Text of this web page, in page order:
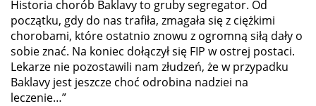
Historia chorób Baklavy to gruby segregator. Od
początku, gdy do nas trafiła, zmagała się z ciężkimi
chorobami, które ostatnio znowu z ogromną siłą dały o
sobie znać. Na koniec dołączył się FIP w ostrej postaci.
Lekarze nie pozostawili nam złudzeń, że w przypadku
Baklavy jest jeszcze choć odrobina nadziei na
leczenie…”